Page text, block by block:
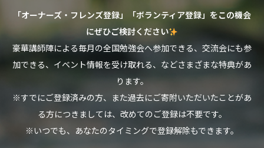
「オーナーズ・フレンズ登録」「ボランティア登録」をこの機会
にぜひご検討ください
豪華講師陣による毎月の全国勉強会へ参加できる、交流会にも参
加できる、イベント情報を受け取れる、などさまざまな特典があ
ります。
※すでにご登録済みの方、また過去にご寄附いただいたことがあ
る方につきましては、改めてのご登録は不要です。
※いつでも、あなたのタイミングで登録解除もできます。